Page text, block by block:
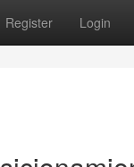
Register Login